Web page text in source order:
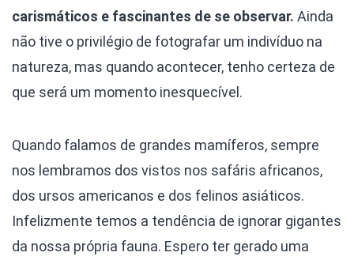
carismáticos e fascinantes de se observar. Ainda
não tive o privilégio de fotografar um indivíduo na
natureza, mas quando acontecer, tenho certeza de
que será um momento inesquecível.
Quando falamos de grandes mamíferos, sempre
nos lembramos dos vistos nos safáris africanos,
dos ursos americanos e dos felinos asiáticos.
Infelizmente temos a tendência de ignorar gigantes
da nossa própria fauna. Espero ter gerado uma